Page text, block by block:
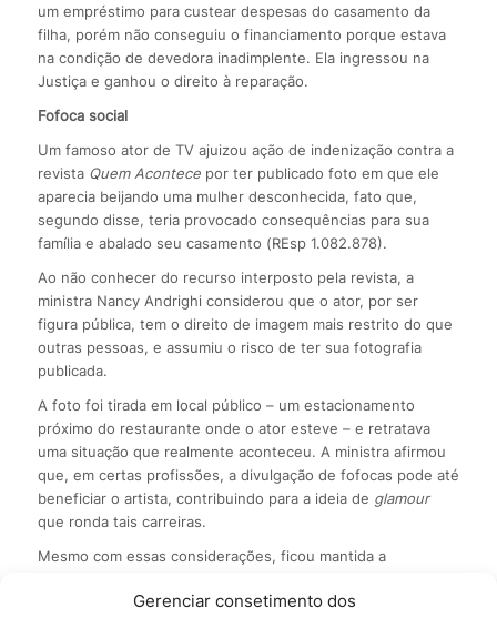
Gerenciar consetimento dos
um empréstimo para custear despesas do casamento da
filha, porém não conseguiu o financiamento porque estava
na condição de devedora inadimplente. Ela ingressou na
Justiça e ganhou o direito à reparação.
Fofoca social
Um famoso ator de TV ajuizou ação de indenização contra a
revista Quem Acontecepor ter publicado foto em que ele
aparecia beijando uma mulher desconhecida, fato que,
segundo disse, teria provocado consequências para sua
família e abalado seu casamento (REsp 1.082.878).
Ao não conhecer do recurso interposto pela revista, a
ministra Nancy Andrighi considerou que o ator, por ser
figura pública, tem o direito de imagem mais restrito do que
outras pessoas, e assumiu o risco de ter sua fotografia
publicada.
A foto foi tirada em local público – um estacionamento
próximo do restaurante onde o ator esteve – e retratava
uma situação que realmente aconteceu. A ministra afirmou
que, em certas profissões, a divulgação de fofocas pode até
beneficiar o artista, contribuindo para a ideia de glamour
que ronda tais carreiras.
Mesmo com essas considerações, ficou mantida a
Rio de Janeiro. A primeira instância havia fixado indenização